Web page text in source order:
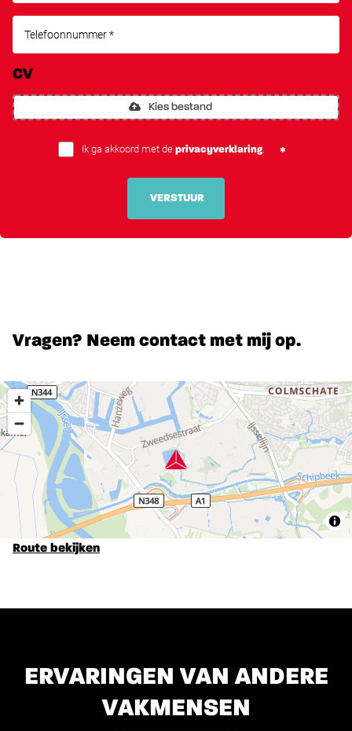
CV
Kies bestand
Ik ga akkoord met de privacyverklaring.
VERSTUUR
Vragen? Neem contact met mij op.
Route bekijken
ERVARINGEN VAN ANDERE
VAKMENSEN